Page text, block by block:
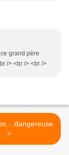
grand père
/> <br /> <br />
dangereuse
>